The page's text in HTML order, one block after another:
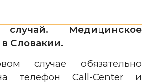
случай. Медицинское
в Словакии.
случае обязательно
телефон Call-Centеr и